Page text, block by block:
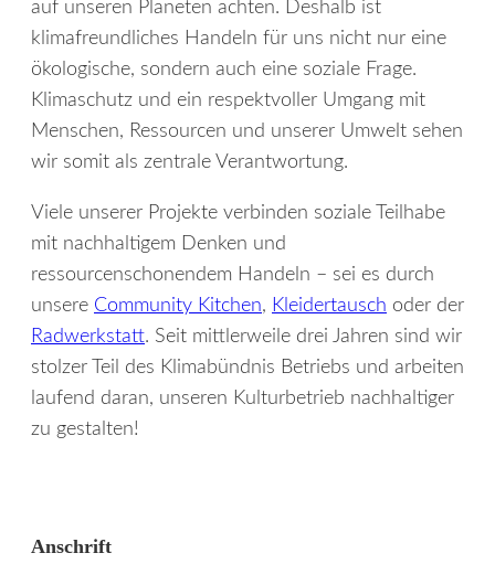
auf unseren Planeten achten. Deshalb ist
klimafreundliches Handeln für uns nicht nur eine
ökologische, sondern auch eine soziale Frage.
Klimaschutz und ein respektvoller Umgang mit
Menschen, Ressourcen und unserer Umwelt sehen
wir somit als zentrale Verantwortung.
Viele unserer Projekte verbinden soziale Teilhabe
mit nachhaltigem Denken und
ressourcenschonendem Handeln – sei es durch
unsere Community Kitchen, Kleidertausch oder der
Radwerkstatt. Seit mittlerweile drei Jahren sind wir
stolzer Teil des Klimabündnis Betriebs und arbeiten
laufend daran, unseren Kulturbetrieb nachhaltiger
zu gestalten!
Anschrift